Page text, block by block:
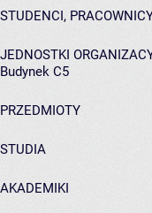
STUDENCI,
JEDNOSTKI
Budynek C5
PRZEDMIOTY
STUDIA
AKADEMIKI